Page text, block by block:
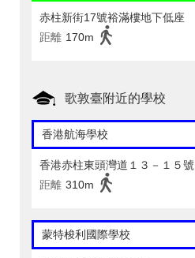
赤柱新街17號裕滿樓地下低座
距離 170m
歌敦臺附近的學校
香港航海學校
香港赤柱東頭灣道１３－１５號
距離 310m
蒙特梭利國際學校